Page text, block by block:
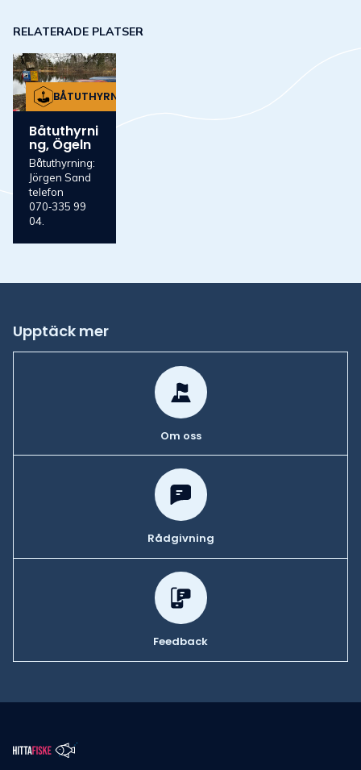
RELATERADE PLATSER
BÅTUTHYRNING
Båtuthyrni
ng, Ögeln
Båtuthyrning:
Jörgen Sand
telefon
070‑335 99
04.
Upptäck mer
Om oss
Rådgivning
Feedback